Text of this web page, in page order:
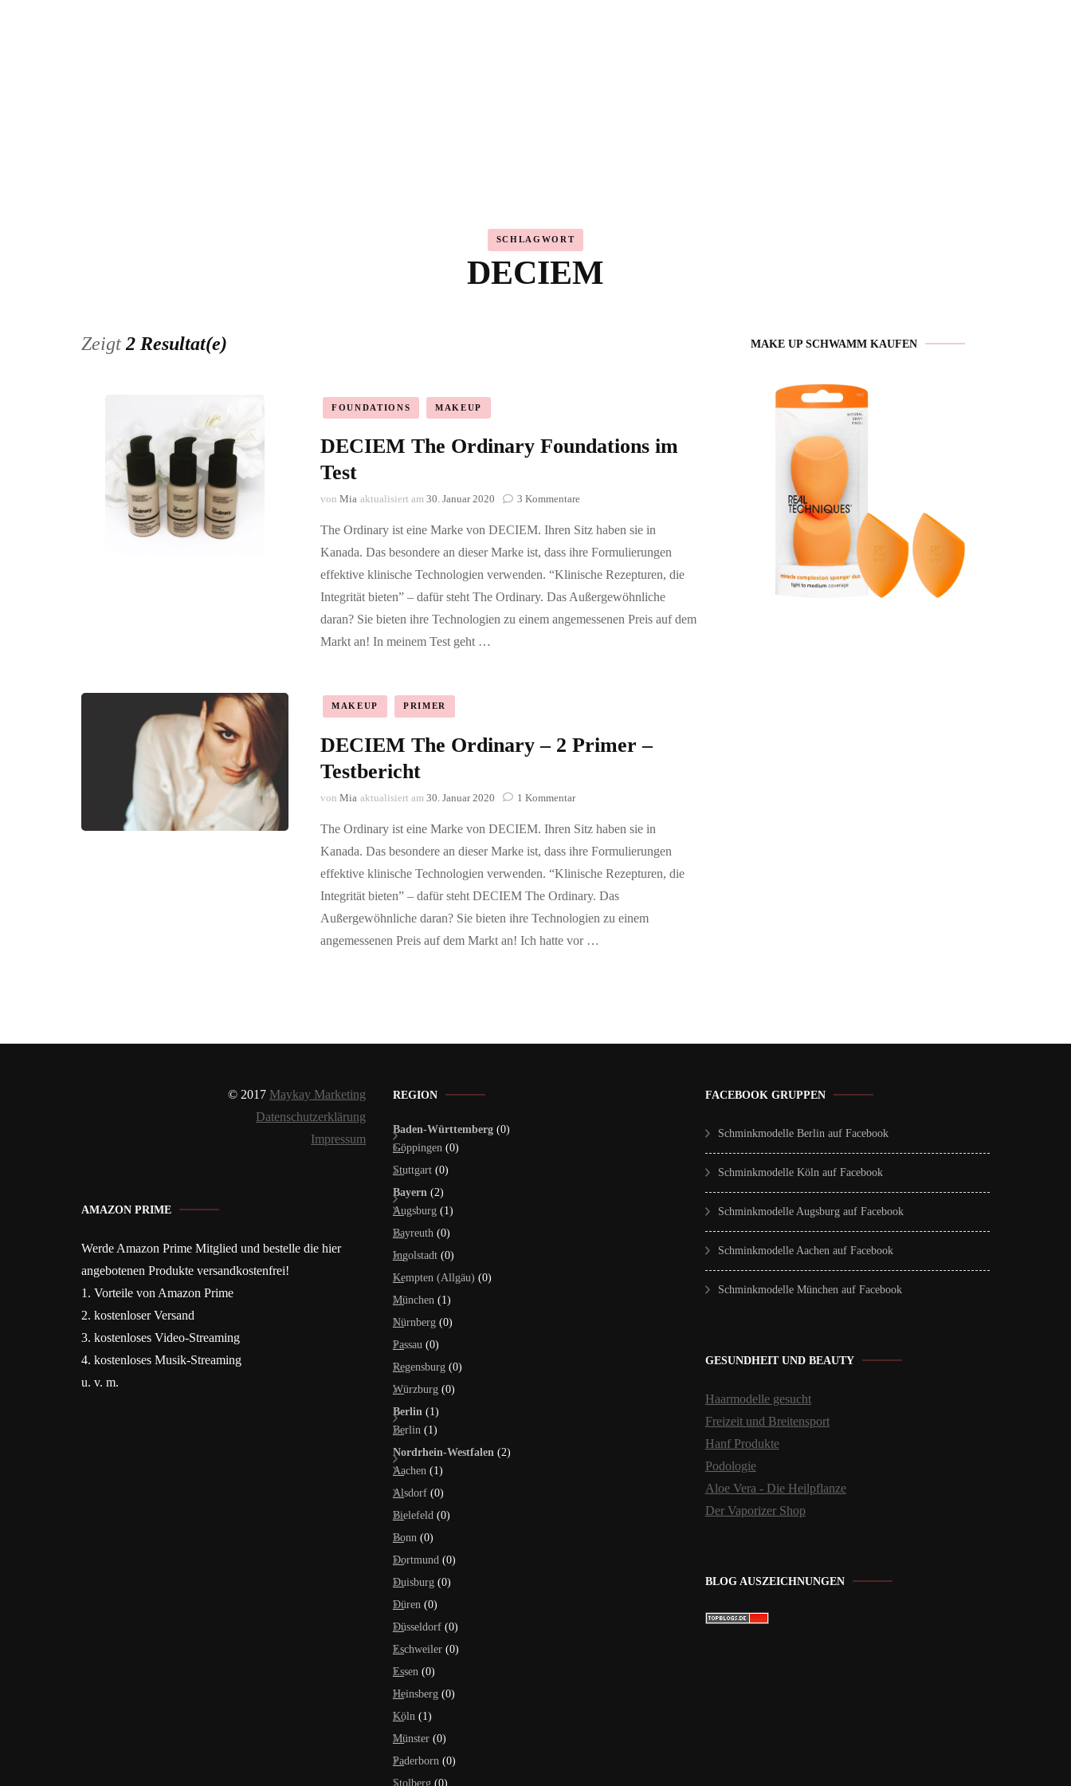
SCHLAGWORT
DECIEM
Zeigt 2 Resultat(e)
FOUNDATIONS MAKEUP
DECIEM The Ordinary Foundations im
Test
von Mia aktualisiert am 30. Januar 2020 3 Kommentarezu
The
Ordinary
im
Test
The Ordinary ist eine Marke von DECIEM. Ihren Sitz haben sie in
Kanada. Das besondere an dieser Marke ist, dass ihre Formulierungen
effektive klinische Technologien verwenden. “Klinische Rezepturen, die
Integrität bieten” – dafür steht The Ordinary. Das Außergewöhnliche
daran? Sie bieten ihre Technologien zu einem angemessenen Preis auf dem
Markt an! In meinem Test geht …
MAKEUP PRIMER
DECIEM The Ordinary – 2 Primer –
Testbericht
von Mia aktualisiert am 30. Januar 2020 1 Kommentarzu
The
Ordinary
2
Primer
Testbericht
The Ordinary ist eine Marke von DECIEM. Ihren Sitz haben sie in
Kanada. Das besondere an dieser Marke ist, dass ihre Formulierungen
effektive klinische Technologien verwenden. “Klinische Rezepturen, die
Integrität bieten” – dafür steht DECIEM The Ordinary. Das
Außergewöhnliche daran? Sie bieten ihre Technologien zu einem
angemessenen Preis auf dem Markt an! Ich hatte vor …
MAKE UP SCHWAMM KAUFEN
© 2017 Maykay Marketing
Datenschutzerklärung
Impressum
AMAZON PRIME
Werde Amazon Prime Mitglied und bestelle die hier
angebotenen Produkte versandkostenfrei!
1. Vorteile von Amazon Prime
2. kostenloser Versand
3. kostenloses Video-Streaming
4. kostenloses Musik-Streaming
u. v. m.
REGION
Baden-Württemberg (0)
Göppingen (0)
Stuttgart (0)
Bayern (2)
Augsburg (1)
Bayreuth (0)
Ingolstadt (0)
Kempten (Allgäu) (0)
München (1)
Nürnberg (0)
Passau (0)
Regensburg (0)
Würzburg (0)
Berlin (1)
Berlin (1)
Nordrhein-Westfalen (2)
Aachen (1)
Alsdorf (0)
Bielefeld (0)
Bonn (0)
Dortmund (0)
Duisburg (0)
Düren (0)
Düsseldorf (0)
Eschweiler (0)
Essen (0)
Heinsberg (0)
Köln (1)
Münster (0)
Paderborn (0)
Stolberg (0)
FACEBOOK GRUPPEN
Schminkmodelle Berlin auf Facebook
Schminkmodelle Köln auf Facebook
Schminkmodelle Augsburg auf Facebook
Schminkmodelle Aachen auf Facebook
Schminkmodelle München auf Facebook
GESUNDHEIT UND BEAUTY
Haarmodelle gesucht
Freizeit und Breitensport
Hanf Produkte
Podologie
Aloe Vera - Die Heilpflanze
Der Vaporizer Shop
BLOG AUSZEICHNUNGEN